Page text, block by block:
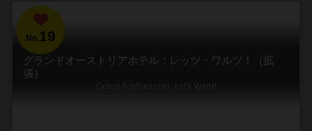
No.19
グランドオーストリアホテル：レッツ・ワルツ！（拡
張）
Grand Austria Hotel: Let's Waltz!